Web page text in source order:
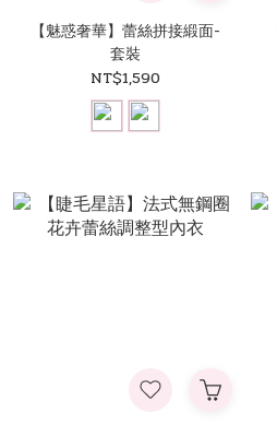
【魅惑奢華】蕾絲拼接緞面-
套裝
NT$1,590